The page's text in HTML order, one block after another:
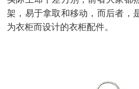
架，易于拿取和移动，而后者，
为衣柜而设计的衣柜配件。